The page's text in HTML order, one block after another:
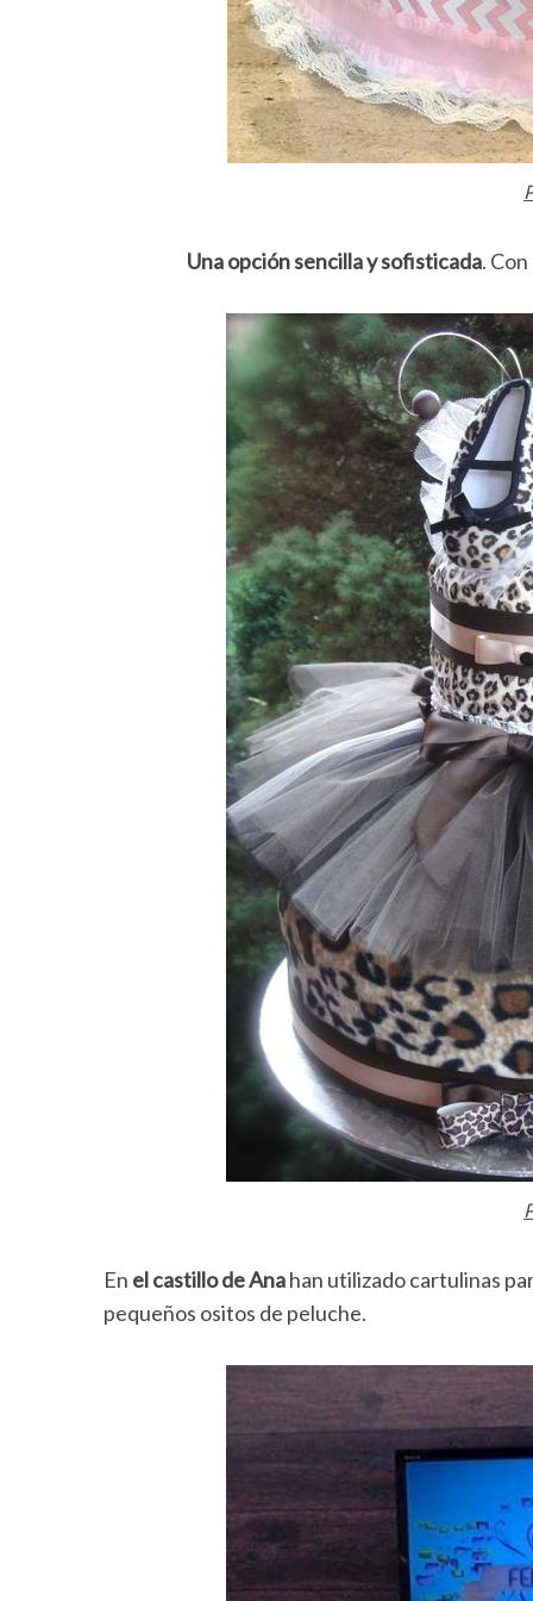
Una opción sencilla y sofisticada.
En el castillo de Anahan utilizado cartulinas
pequeños ositos de peluche.